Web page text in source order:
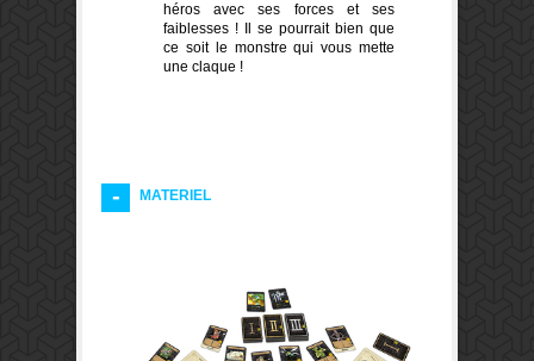
héros avec ses forces et ses
faiblesses ! Il se pourrait bien que
ce soit le monstre qui vous mette
une claque !
MATERIEL